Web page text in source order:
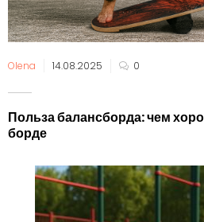
Olena 14.08.2025 0
Польза балансборда: чем
борде